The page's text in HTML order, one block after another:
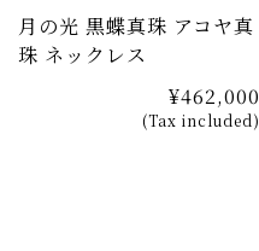
月の光 黒蝶真珠 アコヤ真
珠 ネックレス
¥462,000
(Tax included)